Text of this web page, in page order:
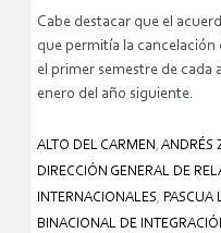
Cabe destacar que el
que permitía la
el primer semestre de cada
enero del año siguiente.
ALTO DEL CARMEN , ANDRÉS
DIRECCIÓN GENERAL DE
INTERNACIONALES, PASCUA
BINACIONAL DE